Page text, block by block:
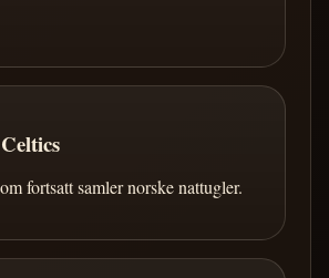
fortsatt samler norske nattugler.